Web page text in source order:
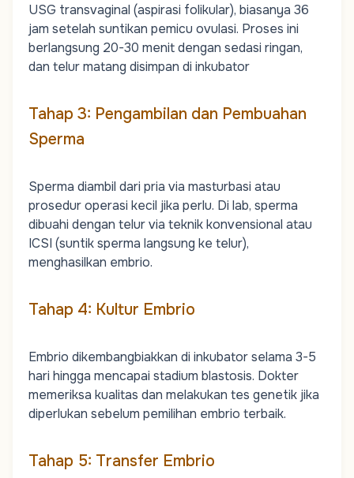
USG transvaginal (aspirasi folikular), biasanya 36
jam setelah suntikan pemicu ovulasi. Proses ini
berlangsung 20-30 menit dengan sedasi ringan,
dan telur matang disimpan di inkubator
Tahap 3: Pengambilan dan Pembuahan
Sperma
Sperma diambil dari pria via masturbasi atau
prosedur operasi kecil jika perlu. Di lab, sperma
dibuahi dengan telur via teknik konvensional atau
ICSI (suntik sperma langsung ke telur),
menghasilkan embrio.
Tahap 4: Kultur Embrio
Embrio dikembangbiakkan di inkubator selama 3-5
hari hingga mencapai stadium blastosis. Dokter
memeriksa kualitas dan melakukan tes genetik jika
diperlukan sebelum pemilihan embrio terbaik.
Tahap 5: Transfer Embrio